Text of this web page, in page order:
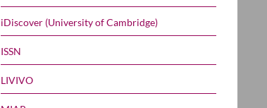
iDiscover (University of Cambridge)
ISSN
LIVIVO